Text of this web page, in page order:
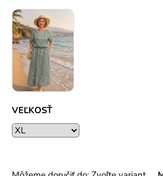
VEĽKOSŤ